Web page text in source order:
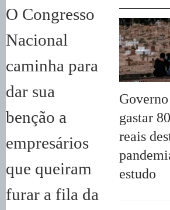
gastar
reais
estudo
O Congresso
Nacional
caminha para
dar sua
benção a
empresários
que queiram
furar a fila da